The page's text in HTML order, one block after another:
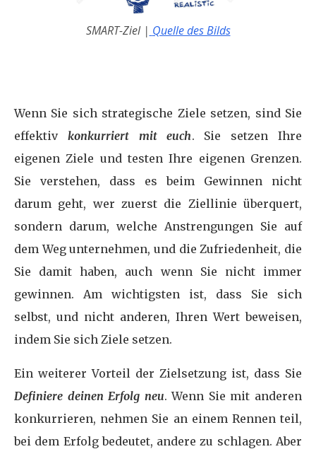
SMART-Ziel| Quelle des Bilds
Wenn Sie sich strategische Ziele setzen, sind Sie
effektivkonkurriert mit euch. Sie setzen Ihre
eigenen Ziele und testen Ihre eigenen Grenzen.
Sie verstehen, dass es beim Gewinnen nicht
darum geht, wer zuerst die Ziellinie überquert,
sondern darum, welche Anstrengungen Sie auf
dem Weg unternehmen, und die Zufriedenheit, die
Sie damit haben, auch wenn Sie nicht immer
gewinnen. Am wichtigsten ist, dass Sie sich
selbst, und nicht anderen, Ihren Wert beweisen,
indem Sie sich Ziele setzen.
Ein weiterer Vorteil der Zielsetzung ist, dass Sie
Definiere deinen Erfolg neu. Wenn Sie mit anderen
konkurrieren, nehmen Sie an einem Rennen teil,
bei dem Erfolg bedeutet, andere zu schlagen. Aber